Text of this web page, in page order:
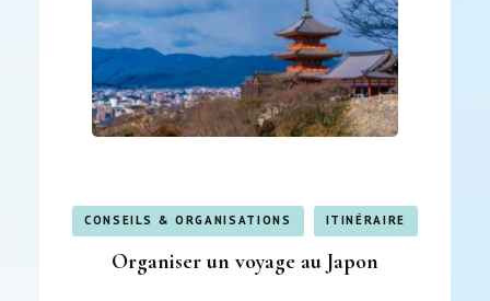
CONSEILS & ORGANISATIONS ITINÉRAIRE
Organiser un voyage au Japon